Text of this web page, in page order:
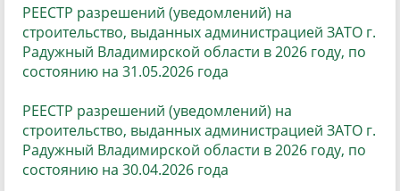
РЕЕСТР разрешений (уведомлений) на
строительство, выданных администрацией ЗАТО г.
Радужный Владимирской области в 2026 году, по
состоянию на 31.05.2026 года
РЕЕСТР разрешений (уведомлений) на
строительство, выданных администрацией ЗАТО г.
Радужный Владимирской области в 2026 году, по
состоянию на 30.04.2026 года